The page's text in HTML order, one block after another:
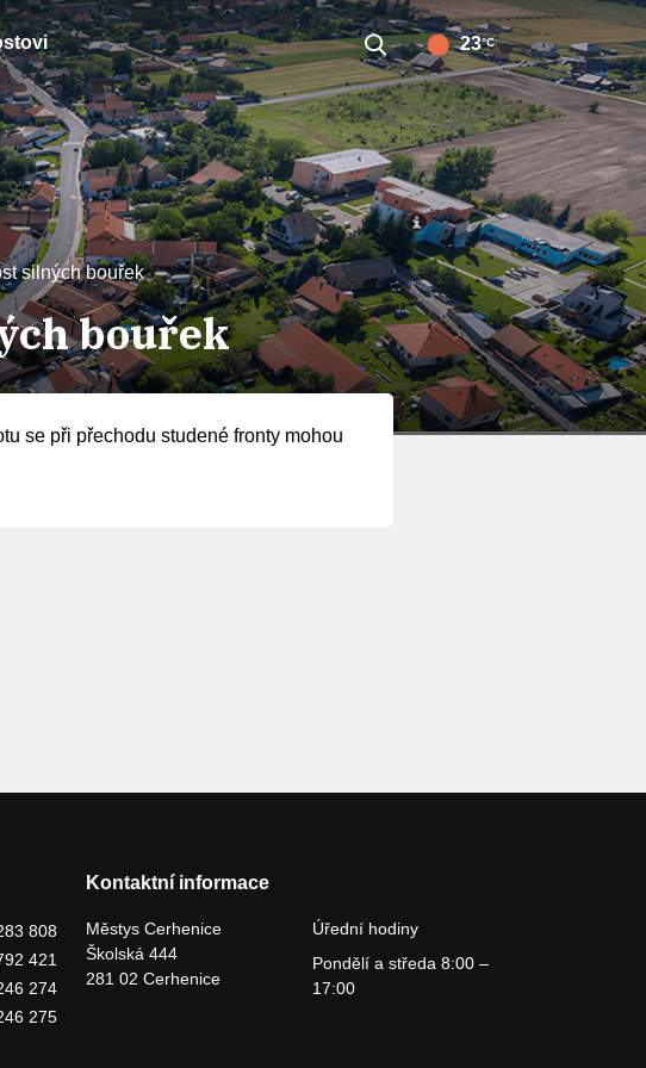
23°C
silných bouřek
bouřek
se při přechodu studené fronty mohou
808
421
274
275
Kontaktní informace
Městys Cerhenice
Školská 444
281 02 Cerhenice
Úřední hodiny
Pondělí a středa 8:00 –
17:00